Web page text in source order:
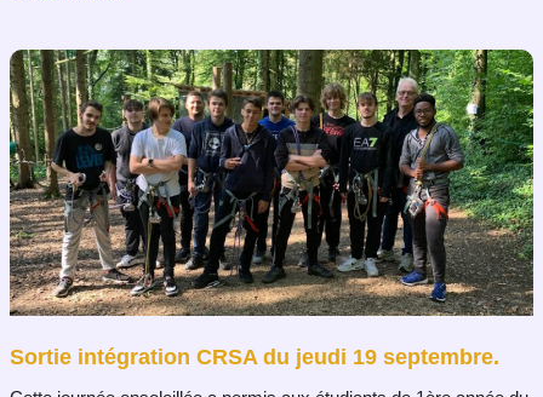
Sortie intégration CRSA du jeudi 19 septembre.